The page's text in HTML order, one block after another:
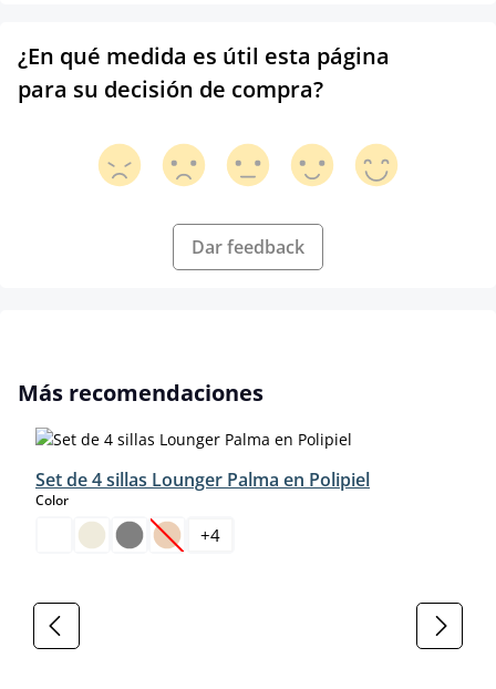
¿En qué medida es útil esta página
para su decisión de compra?
Dar feedback
Omitir la galería de productos
Más recomendaciones
Set de 4 sillas Lounger Palma en Polipiel
Colorselect
(Esta opción no está disponible en este
+4